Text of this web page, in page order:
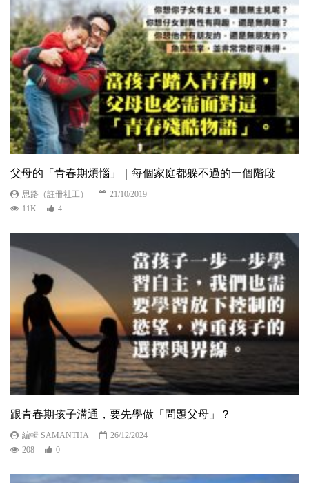
父母的「青春期煩惱」｜每個家庭都躲不過的一個階段
思路（註冊社工）
21/10/2019
11K
4
跟青春期孩子溝通，要先學做「問題父母」？
編輯 SAMANTHA
26/12/2024
208
0